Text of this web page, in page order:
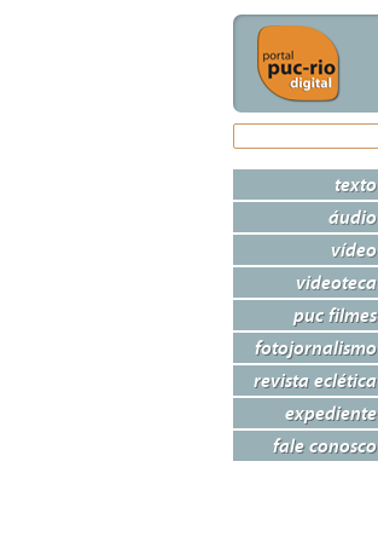
texto
áudio
vídeo
videoteca
puc filmes
fotojornalismo
revista eclética
expediente
fale conosco